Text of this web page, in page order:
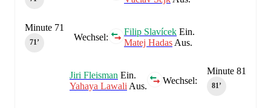
Wechsel:
Filip Slavícek Ein.
Matej Hadas Aus.
Minute 71
71‎’‎
Minute 81
81‎’‎
Wechsel:
Jiri Fleisman Ein.
Yahaya Lawali Aus.